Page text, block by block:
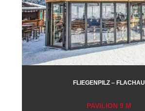
FLIEGENPILZ – FLACHAU
PAVILION 9 M